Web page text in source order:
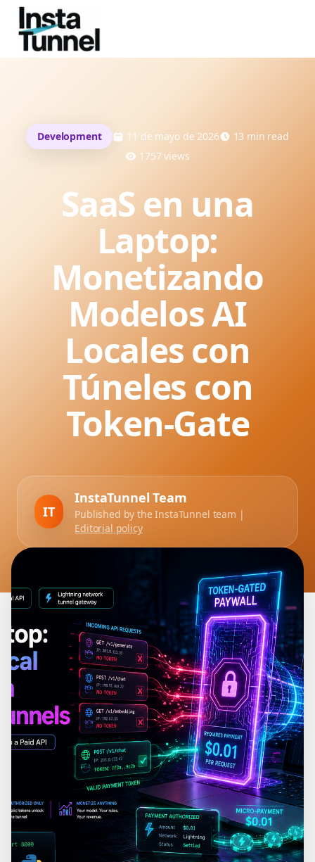
Development 11 de mayo de 2026 13 min read
1757 views
SaaS en una
Laptop:
Monetizando
Modelos AI
Locales con
Túneles con
Token-Gate
IT
InstaTunnel Team
Published by the InstaTunnel team |
Editorial policy